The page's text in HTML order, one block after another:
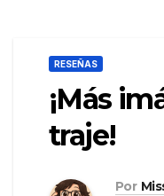
RESEÑAS
¡Más
traje!
Por